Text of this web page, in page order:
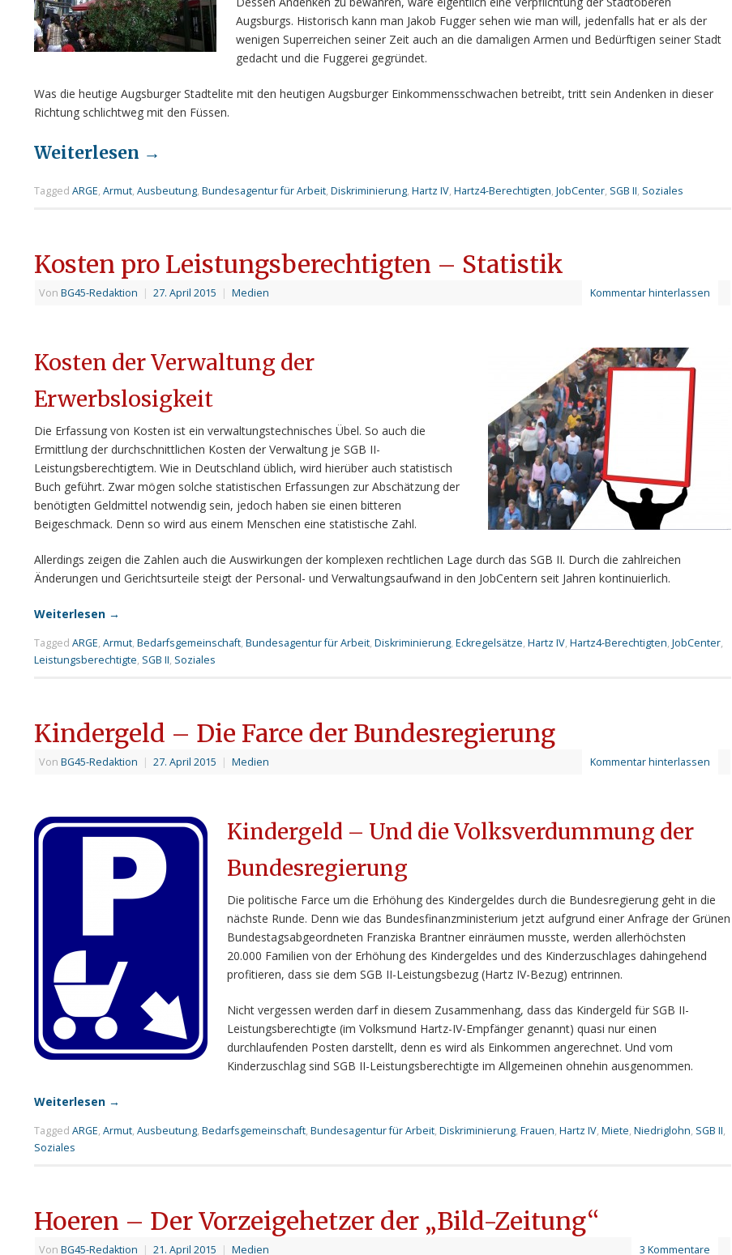
Augsburgs. Historisch kann man Jakob Fugger sehen wie man will, jedenfalls hat er als der
wenigen Superreichen seiner Zeit auch an die damaligen Armen und Bedürftigen seiner Stadt
gedacht und die Fuggerei gegründet.
Was die heutige Augsburger Stadtelite mit den heutigen Augsburger Einkommensschwachen betreibt, tritt sein Andenken in dieser
Richtung schlichtweg mit den Füssen.
Weiterlesen →
Tagged ARGE, Armut, Ausbeutung, Bundesagentur für Arbeit, Diskriminierung, Hartz IV, Hartz4-Berechtigten, JobCenter, SGB II, Soziales
Kosten pro Leistungsberechtigten – Statistik
Von BG45-Redaktion | 27. April 2015 | Medien Kommentar hinterlassen
Kosten der Verwaltung der
Erwerbslosigkeit
Die Erfassung von Kosten ist ein verwaltungstechnisches Übel. So auch die
Ermittlung der durchschnittlichen Kosten der Verwaltung je SGB II-
Leistungsberechtigtem. Wie in Deutschland üblich, wird hierüber auch statistisch
Buch geführt. Zwar mögen solche statistischen Erfassungen zur Abschätzung der
benötigten Geldmittel notwendig sein, jedoch haben sie einen bitteren
Beigeschmack. Denn so wird aus einem Menschen eine statistische Zahl.
Allerdings zeigen die Zahlen auch die Auswirkungen der komplexen rechtlichen Lage durch das SGB II. Durch die zahlreichen
Änderungen und Gerichtsurteile steigt der Personal- und Verwaltungsaufwand in den JobCentern seit Jahren kontinuierlich.
Weiterlesen →
Tagged ARGE, Armut, Bedarfsgemeinschaft, Bundesagentur für Arbeit, Diskriminierung, Eckregelsätze, Hartz IV, Hartz4-Berechtigten, JobCenter,
Leistungsberechtigte, SGB II, Soziales
Kindergeld – Die Farce der Bundesregierung
Von BG45-Redaktion | 27. April 2015 | Medien Kommentar hinterlassen
Kindergeld – Und die Volksverdummung der
Bundesregierung
Die politische Farce um die Erhöhung des Kindergeldes durch die Bundesregierung geht in die
nächste Runde. Denn wie das Bundesfinanzministerium jetzt aufgrund einer Anfrage der Grünen
Bundestagsabgeordneten Franziska Brantner einräumen musste, werden allerhöchsten
20.000 Familien von der Erhöhung des Kindergeldes und des Kinderzuschlages dahingehend
profitieren, dass sie dem SGB II-Leistungsbezug (Hartz IV-Bezug) entrinnen.
Nicht vergessen werden darf in diesem Zusammenhang, dass das Kindergeld für SGB II-
Leistungsberechtigte (im Volksmund Hartz-IV-Empfänger genannt) quasi nur einen
durchlaufenden Posten darstellt, denn es wird als Einkommen angerechnet. Und vom
Kinderzuschlag sind SGB II-Leistungsberechtigte im Allgemeinen ohnehin ausgenommen.
Weiterlesen →
Tagged ARGE, Armut, Ausbeutung, Bedarfsgemeinschaft, Bundesagentur für Arbeit, Diskriminierung, Frauen, Hartz IV, Miete, Niedriglohn, SGB II,
Soziales
Hoeren – Der Vorzeigehetzer der „Bild-Zeitung“
Von BG45-Redaktion | 21. April 2015 | Medien 3 Kommentare